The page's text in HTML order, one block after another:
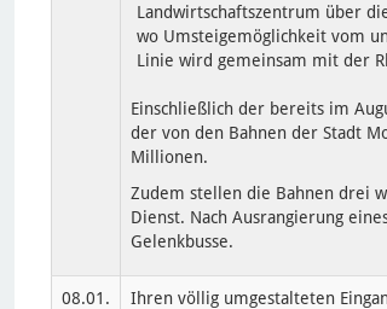
Landwirtschaftszentrum über
wo Umsteigemöglichkeit vom
Linie wird gemeinsam mit der
Einschließlich der bereits im
der von den Bahnen der Stadt
Millionen.
Zudem stellen die Bahnen drei
Dienst. Nach Ausrangierung
Gelenkbusse.
08.01.
Ihren völlig umgestalteten